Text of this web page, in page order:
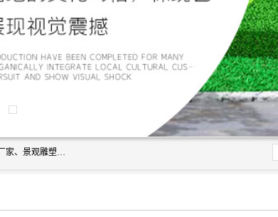
宿迁净澜天景观工程有限公司经营范围包括草雕、植物雕塑、景区绿雕、国庆绿雕、绿雕造型、绿雕厂家、景观雕塑工程设计、施工;绿化工程设计、施工、养护;绿化苗木、盆景种植、销售;是一家大型立体花坛草雕绿雕、五色草造型绿雕，仿真植物绿雕、稻草人工艺品、不锈钢雕塑等策划制作厂家，提供绿雕设计，制作,加工，及安装一站式服务。